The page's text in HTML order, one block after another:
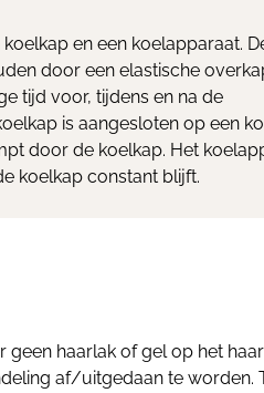
en een koelapparaat.
door een elastische
tijd voor, tijdens en na de
is aangesloten op een
door de koelkap. Het
koelkap constant blijft.
haarlak of gel op het
af/uitgedaan te worden.